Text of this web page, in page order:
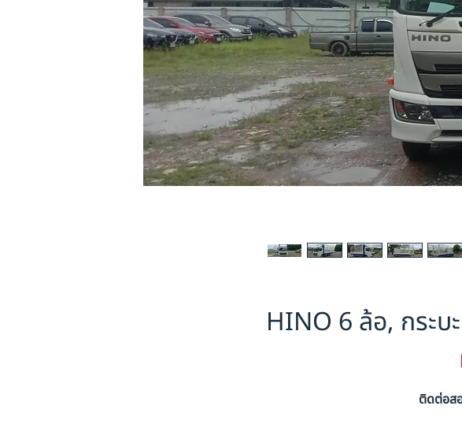
HINO 6 ล้อ, กระ
ติดต่อส